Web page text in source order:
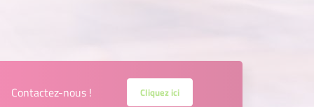
Contactez-nous ! Cliquez ici